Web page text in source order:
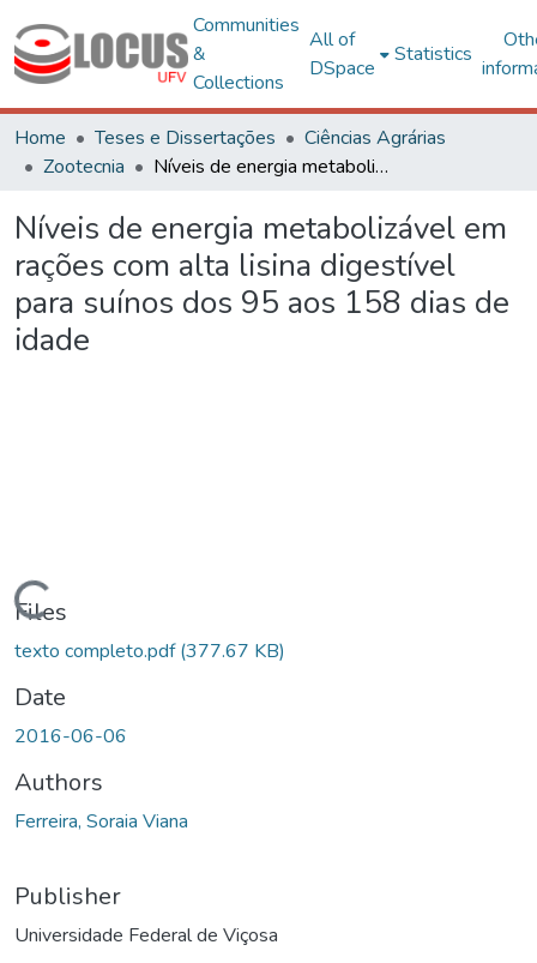
Communities
&
Collections
All of
DSpace
Statistics
Home Teses e Dissertações
Ciências Agrárias
Zootecnia
Níveis de energia metabolizável em rações com alta lisina digestível para suínos dos 95 aos 158 dias de idade
Níveis de energia metabolizável em
rações com alta lisina digestível
para suínos dos 95 aos 158 dias de
idade
Files
texto completo.pdf(377.67 KB)
Date
2016-06-06
Authors
Ferreira, Soraia Viana
Publisher
Universidade Federal de Viçosa